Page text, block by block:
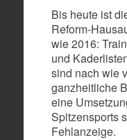
Bis heute ist
Reform-
wie 2016:
und
sind nach wie
ganzheitliche
eine
Spitzensports
Fehlanzeige.